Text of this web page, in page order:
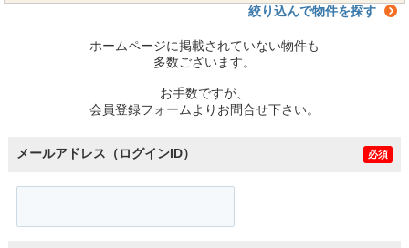
絞り込んで物件を探す
ホームページに掲載されていない物件も
多数ございます。
お手数ですが、
会員登録フォームよりお問合せ下さい。
メールアドレス（ログインID） 必須